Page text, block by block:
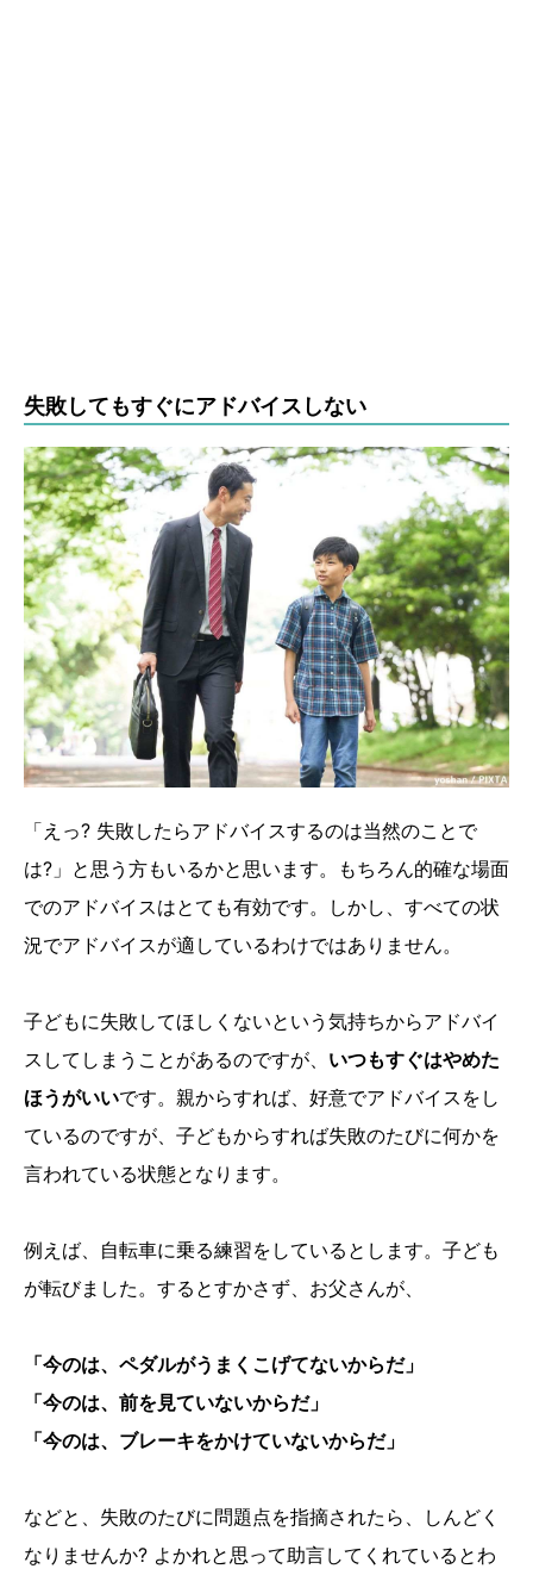
失敗してもすぐにアドバイスしない
「えっ? 失敗したらアドバイスするのは当然のことで
は?」と思う方もいるかと思います。もちろん的確な場面
でのアドバイスはとても有効です。しかし、すべての状
況でアドバイスが適しているわけではありません。
子どもに失敗してほしくないという気持ちからアドバイ
スしてしまうことがあるのですが、 いつもすぐはやめた
ほうがいいです。親からすれば、好意でアドバイスをし
ているのですが、子どもからすれば失敗のたびに何かを
言われている状態となります。
例えば、自転車に乗る練習をしているとします。子ども
が転びました。するとすかさず、お父さんが、
「今のは、ペダルがうまくこげてないからだ」
「今のは、前を見ていないからだ」
「今のは、ブレーキをかけていないからだ」
などと、失敗のたびに問題点を指摘されたら、しんどく
なりませんか? よかれと思って助言してくれているとわ